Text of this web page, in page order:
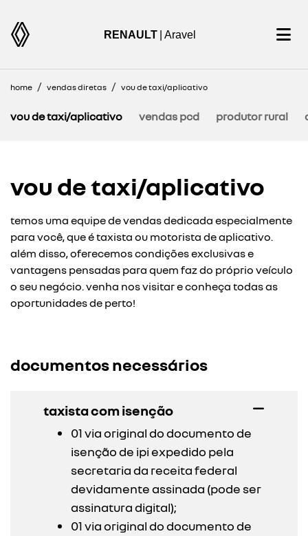
RENAULT | Aravel
home vendas diretas vou de taxi/aplicativo
vendas pcd
vou de taxi/aplicativo produtor rural
vou de taxi/aplicativo
temos uma equipe de vendas dedicada especialmente
para você, que é taxista ou motorista de aplicativo.
além disso, oferecemos condições exclusivas e
vantagens pensadas para quem faz do próprio veículo
o seu negócio. venha nos visitar e conheça todas as
oportunidades de perto!
documentos necessários
taxista com isenção
01 via original do documento de
isenção de ipi expedido pela
secretaria da receita federal
devidamente assinada (pode ser
assinatura digital);
01 via original do documento de